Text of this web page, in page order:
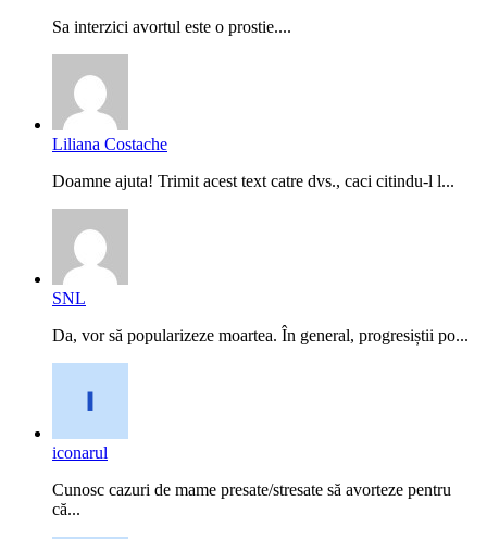
Sa interzici avortul este o prostie....
Liliana Costache
Doamne ajuta! Trimit acest text catre dvs., caci citindu-l l...
SNL
Da, vor să popularizeze moartea. În general, progresiștii po...
iconarul
Cunosc cazuri de mame presate/stresate să avorteze pentru
că...